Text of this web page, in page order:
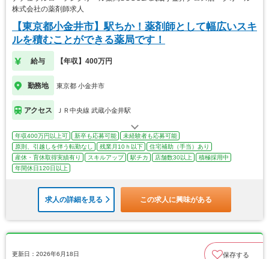
株式会社の薬剤師求人
【東京都小金井市】駅ちか！薬剤師として幅広いスキ
ルを積むことができる薬局です！
給与 【年収】400万円
勤務地 東京都 小金井市
アクセス ＪＲ中央線 武蔵小金井駅
年収400万円以上可 新卒も応募可能
未経験者も応募可能
原則、引越しを伴う転勤なし
残業月10ｈ以下
住宅補助（手当）あり
産休・育休取得実績有り
スキルアップ 駅チカ 店舗数30以上
積極採用中
年間休日120日以上
求人の詳細を見る この求人に興味がある
更新日：2026年6月18日 保存する